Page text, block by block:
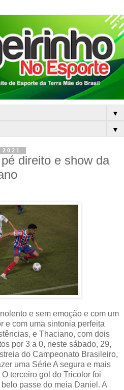
▼
▼
direito e show da
e sem emoção e com um
e com uma sintonia perfeita
e Thaciano, com dois
por 3 a 0, neste sábado, 29,
do Campeonato Brasileiro,
uma Série A segura e mais
terceiro gol do Tricolor foi
passe do meia Daniel. A